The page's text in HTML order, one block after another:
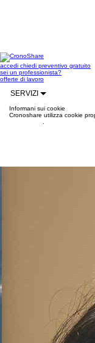
accedi chiedi preventivo gratuito
sei un professionista?
offerte di lavoro
SERVIZI
Informani sui cookie
Cronoshare utilizza cookie